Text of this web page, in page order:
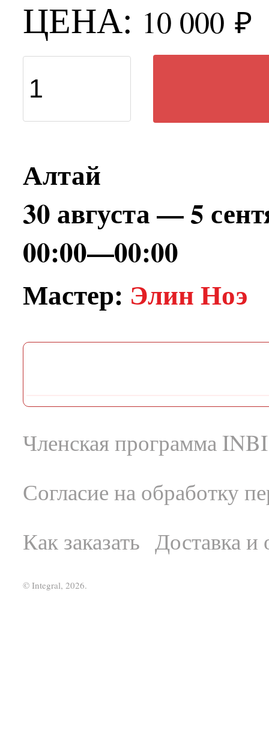
ЦЕНА: 10 000 ₽
Алтай
30 августа — 5
00:00—00:00
Мастер: Элин Ноэ
Членская программа INBI
Согласие на обработку
Как заказать Доставка и
© Integral, 2026.